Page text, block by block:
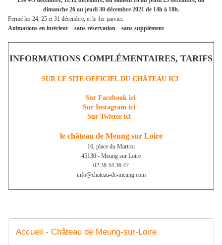
dimanche 26 au jeudi 30 décembre 2021 de 14h à 18h.
Fermé les 24, 25 et 31 décembre, et le 1er janvier.
Animations en intérieur – sans réservation – sans supplément
INFORMATIONS COMPLÉMENTAIRES, TARIFS
SUR LE SITE OFFICIEL DU CHÂTEAU ICI
Sur Facebook ici
Sur Instagram ici
Sur Twitter ici
le château de Meung sur Loire
16, place du Martroi
45130 - Meung sur Loire
02 38 44 36 47
info@chateau-de-meung.com
Accueil - Château de Meung-sur-Loire